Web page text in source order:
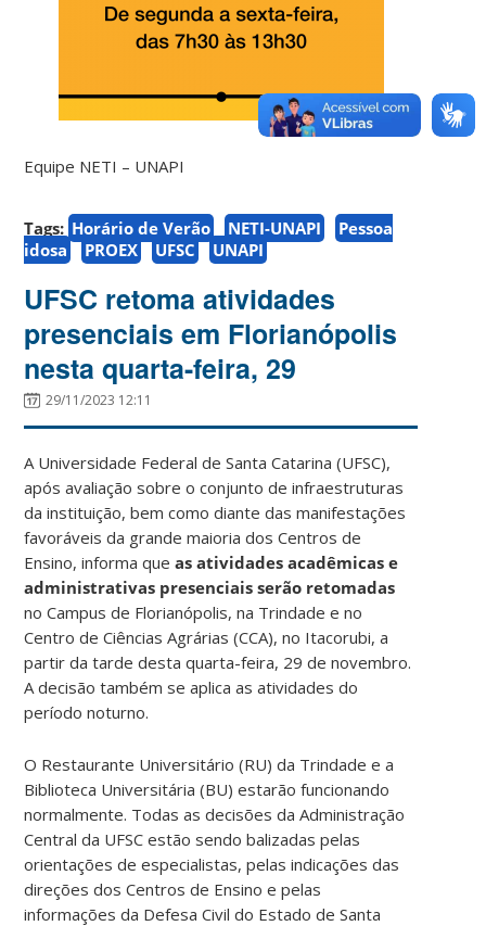
Equipe NETI – UNAPI
Tags: Horário de Verão NETI-UNAPI
Pessoa
idosa
PROEX UFSC UNAPI
UFSC retoma atividades
presenciais em Florianópolis
nesta quarta-feira, 29
29/11/2023 12:11
A Universidade Federal de Santa Catarina (UFSC),
após avaliação sobre o conjunto de infraestruturas
da instituição, bem como diante das manifestações
favoráveis da grande maioria dos Centros de
Ensino, informa queas atividades acadêmicas e
administrativas presenciais serão retomadas
no Campus de Florianópolis, na Trindade e no
Centro de Ciências Agrárias (CCA), no Itacorubi, a
partir da tarde desta quarta-feira, 29 de novembro.
A decisão também se aplica as atividades do
período noturno.
O Restaurante Universitário (RU) da Trindade e a
Biblioteca Universitária (BU) estarão funcionando
normalmente. Todas as decisões da Administração
Central da UFSC estão sendo balizadas pelas
orientações de especialistas, pelas indicações das
direções dos Centros de Ensino e pelas
informações da Defesa Civil do Estado de Santa